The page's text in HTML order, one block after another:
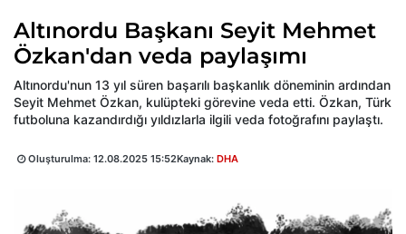
Altınordu Başkanı Seyit Mehmet
Özkan'dan veda paylaşımı
Altınordu'nun 13 yıl süren başarılı başkanlık döneminin ardından
Seyit Mehmet Özkan, kulüpteki görevine veda etti. Özkan, Türk
futboluna kazandırdığı yıldızlarla ilgili veda fotoğrafını paylaştı.
Oluşturulma: 12.08.2025 15:52Kaynak: DHA